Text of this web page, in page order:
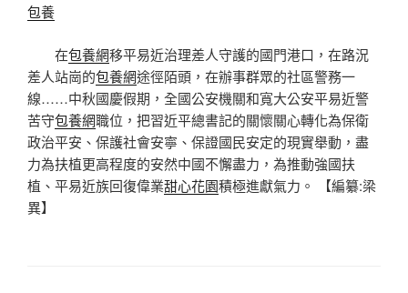
包養
在包養網移平易近治理差人守護的國門港口，在路況
差人站崗的包養網途徑陌頭，在辦事群眾的社區警務一
線……中秋國慶假期，全國公安機關和寬大公安平易近警
苦守包養網職位，把習近平總書記的關懷關心轉化為保衛
政治平安、保護社會安寧、保證國民安定的現實舉動，盡
力為扶植更高程度的安然中國不懈盡力，為推動強國扶
植、平易近族回復偉業甜心花園積極進獻氣力。
【編纂:梁
異】